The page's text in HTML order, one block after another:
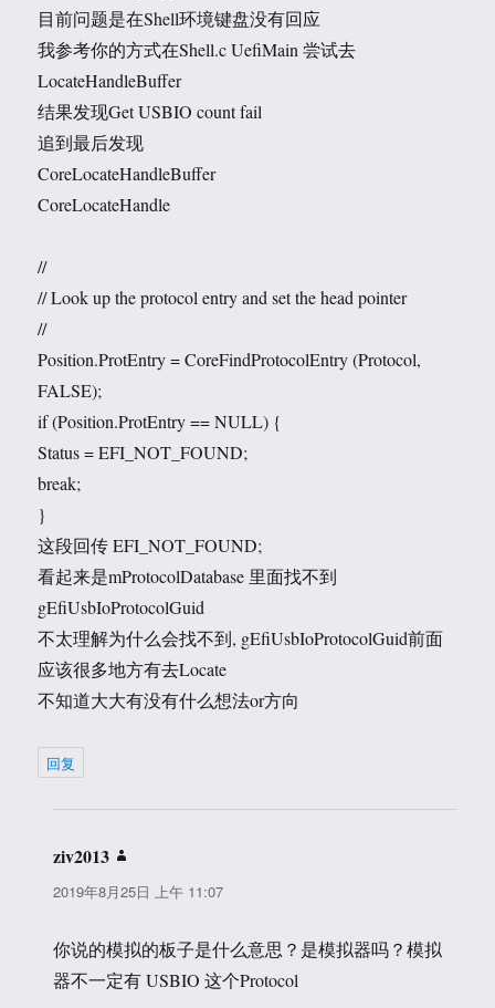
目前问题是在Shell环境键盘没有回应
我参考你的方式在Shell.c UefiMain 尝试去
LocateHandleBuffer
结果发现Get USBIO count fail
追到最后发现
CoreLocateHandleBuffer
CoreLocateHandle
//
// Look up the protocol entry and set the head pointer
//
Position.ProtEntry = CoreFindProtocolEntry (Protocol,
FALSE);
if (Position.ProtEntry == NULL) {
Status = EFI_NOT_FOUND;
break;
}
这段回传 EFI_NOT_FOUND;
看起来是mProtocolDatabase 里面找不到
gEfiUsbIoProtocolGuid
不太理解为什么会找不到, gEfiUsbIoProtocolGuid前面
应该很多地方有去Locate
不知道大大有没有什么想法or方向
回复
ziv2013
道：
2019年8月25日 上午 11:07
你说的模拟的板子是什么意思？是模拟器吗？模拟
器不一定有 USBIO 这个Protocol